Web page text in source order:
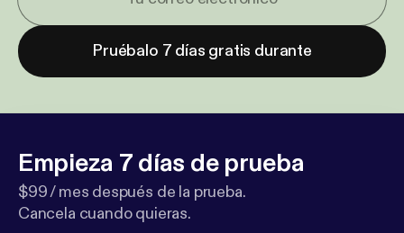
Pruébalo 7 días gratis durante
Empieza 7 días de prueba
$99 / mes después de la prueba.
Cancela cuando quieras.